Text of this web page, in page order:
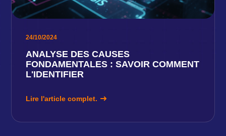
24/10/2024
ANALYSE DES CAUSES
FONDAMENTALES : SAVOIR COMMENT
L'IDENTIFIER
Lire l'article complet.